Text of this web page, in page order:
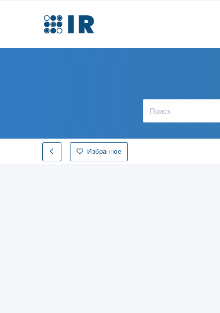
Избранное